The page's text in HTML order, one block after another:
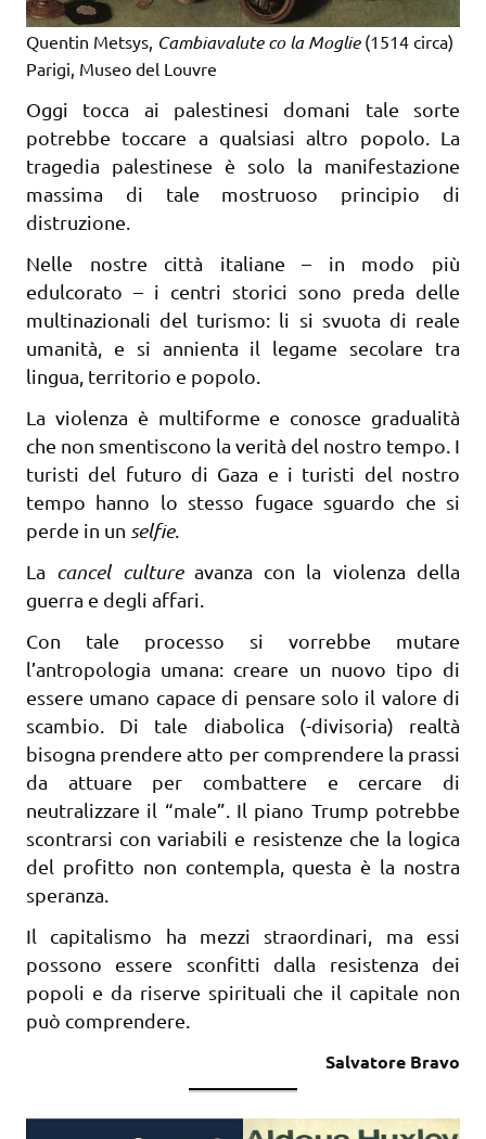
Quentin Metsys, Cambiavalute co la Moglie (1514 circa)
Parigi, Museo del Louvre
Oggi tocca ai palestinesi domani tale sorte
potrebbe toccare a qualsiasi altro popolo. La
tragedia palestinese è solo la manifestazione
massima di tale mostruoso principio di
distruzione.
Nelle nostre città italiane – in modo più
edulcorato – i centri storici sono preda delle
multinazionali del turismo: li si svuota di reale
umanità, e si annienta il legame secolare tra
lingua, territorio e popolo.
La violenza è multiforme e conosce gradualità
che non smentiscono la verità del nostro tempo. I
turisti del futuro di Gaza e i turisti del nostro
tempo hanno lo stesso fugace sguardo che si
perde in un selfie.
La cancel cultureavanza con la violenza della
guerra e degli affari.
Con tale processo si vorrebbe mutare
l’antropologia umana: creare un nuovo tipo di
essere umano capace di pensare solo il valore di
scambio. Di tale diabolica (-divisoria) realtà
bisogna prendere atto per comprendere la prassi
da attuare per combattere e cercare di
neutralizzare il “male”. Il piano Trump potrebbe
scontrarsi con variabili e resistenze che la logica
del profitto non contempla, questa è la nostra
speranza.
Il capitalismo ha mezzi straordinari, ma essi
possono essere sconfitti dalla resistenza dei
popoli e da riserve spirituali che il capitale non
può comprendere.
Salvatore Bravo